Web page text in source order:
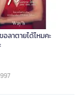
ลาตายได้ไหมคะ